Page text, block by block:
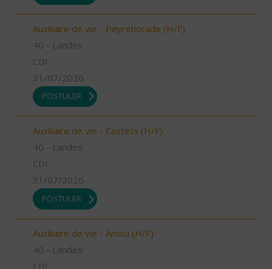
Auxiliaire de vie - Peyrehorade (H/F)
40 - Landes
CDI
31/07/2026
POSTULER
Auxiliaire de vie - Castets (H/F)
40 - Landes
CDI
31/07/2026
POSTULER
Auxiliaire de vie - Amou (H/F)
40 - Landes
CDI